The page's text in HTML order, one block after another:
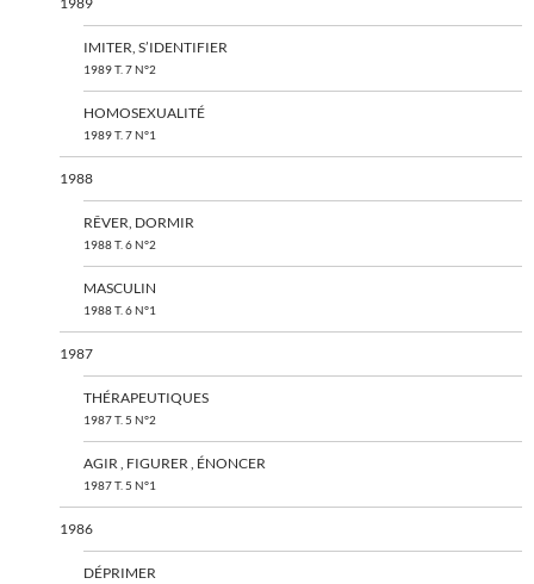
IMITER, S’IDENTIFIER
1989 T. 7 N°2
HOMOSEXUALITÉ
1989 T. 7 N°1
1988
RÊVER, DORMIR
1988 T. 6 N°2
MASCULIN
1988 T. 6 N°1
1987
THÉRAPEUTIQUES
1987 T. 5 N°2
AGIR , FIGURER , ÉNONCER
1987 T. 5 N°1
1986
DÉPRIMER